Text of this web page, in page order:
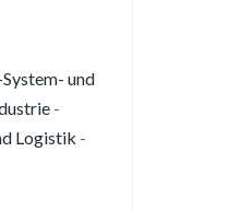
und
-
Logistik -